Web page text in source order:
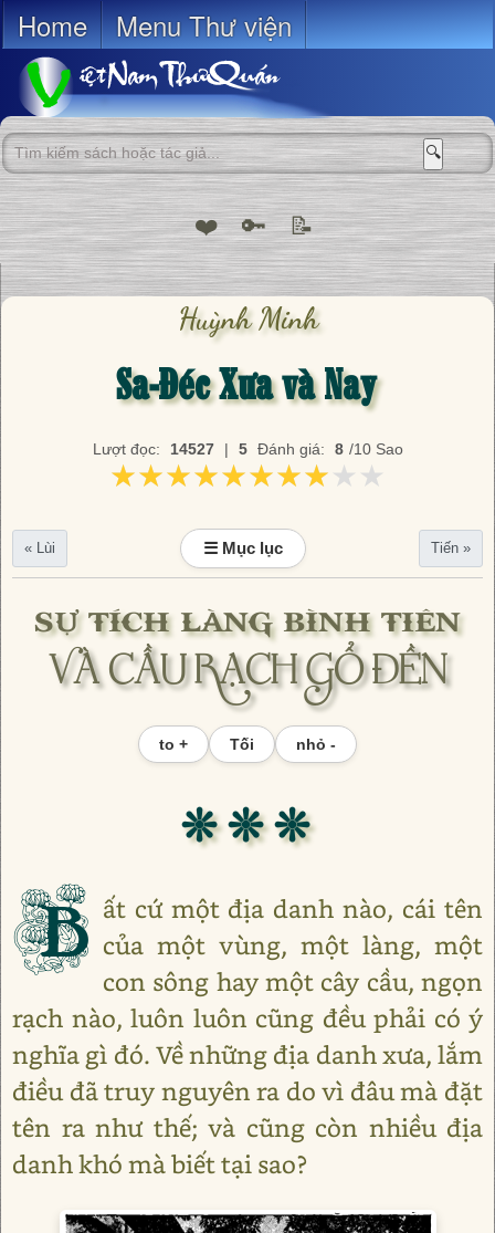
Home Menu Thư viện
🔍
❤️ 🔑 📝
Huỳnh Minh
Sa-Đéc Xưa và Nay
Lượt đọc: 14527 | 5 Đánh giá: 8 /10 Sao
★★★★★★★★★★
★★★★★★★★★★
« Lùi ☰ Mục lục Tiến »
SỰ TÍCH LÀNG BÌNH TIÊN
VÀ CẦU RẠCH GỔ ĐỀN
to + Tối nhỏ -
❊ ❊ ❊
B ất cứ một địa danh nào, cái tên
của một vùng, một làng, một
con sông hay một cây cầu, ngọn
rạch nào, luôn luôn cũng đều phải có ý
nghĩa gì đó. Về những địa danh xưa, lắm
điều đã truy nguyên ra do vì đâu mà đặt
tên ra như thế; và cũng còn nhiều địa
danh khó mà biết tại sao?